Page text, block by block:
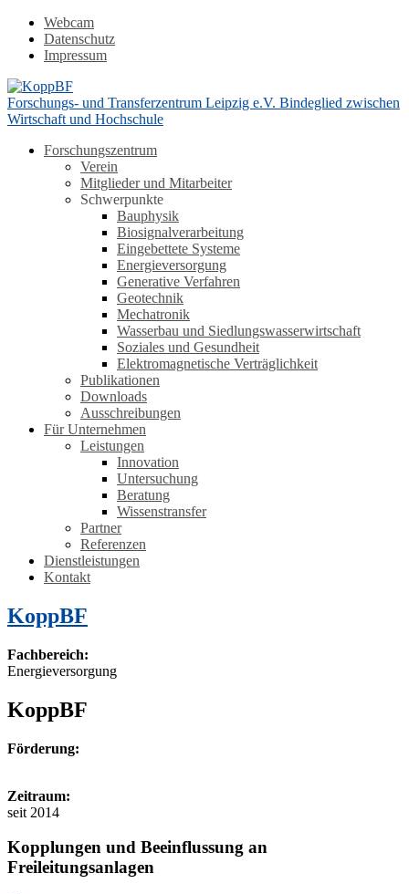
Webcam
Datenschutz
Impressum
Forschungs- und Transferzentrum Leipzig e.V. Bindeglied zwischen
Wirtschaft und Hochschule
Forschungszentrum
Verein
Mitglieder und Mitarbeiter
Schwerpunkte
Bauphysik
Biosignalverarbeitung
Eingebettete Systeme
Energieversorgung
Generative Verfahren
Geotechnik
Mechatronik
Wasserbau und Siedlungswasserwirtschaft
Soziales und Gesundheit
Elektromagnetische Verträglichkeit
Publikationen
Downloads
Ausschreibungen
Für Unternehmen
Leistungen
Innovation
Untersuchung
Beratung
Wissenstransfer
Partner
Referenzen
Dienstleistungen
Kontakt
KoppBF
Fachbereich:
Energieversorgung
KoppBF
Förderung:
Zeitraum:
seit 2014
Kopplungen und Beeinflussung an
Freileitungsanlagen